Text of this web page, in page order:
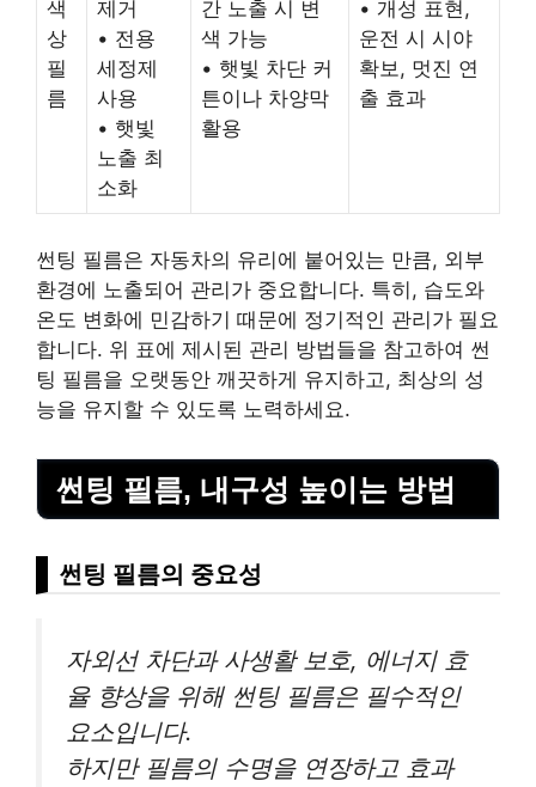
색
상
필
름
제거
• 전용
세정제
사용
• 햇빛
노출 최
소화
간 노출 시 변
색 가능
• 햇빛 차단 커
튼이나 차양막
활용
• 개성 표현,
운전 시 시야
확보, 멋진 연
출 효과
썬팅 필름은 자동차의 유리에 붙어있는 만큼, 외부
환경에 노출되어 관리가 중요합니다. 특히, 습도와
온도 변화에 민감하기 때문에 정기적인 관리가 필요
합니다. 위 표에 제시된 관리 방법들을 참고하여 썬
팅 필름을 오랫동안 깨끗하게 유지하고, 최상의 성
능을 유지할 수 있도록 노력하세요.
썬팅 필름, 내구성 높이는 방법
썬팅 필름의 중요성
자외선 차단과 사생활 보호, 에너지 효
율 향상을 위해 썬팅 필름은 필수적인
요소입니다.
하지만 필름의 수명을 연장하고 효과